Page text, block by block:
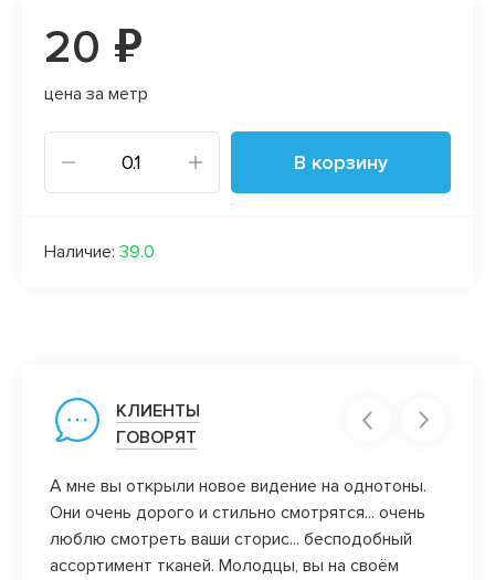
20 ₽
цена за метр
В корзину
Наличие: 39.0
КЛИЕНТЫ
ГОВОРЯТ
А мне вы открыли новое видение на однотоны.
Они очень дорого и стильно смотрятся... очень
люблю смотреть ваши сторис... бесподобный
ассортимент тканей. Молодцы, вы на своём